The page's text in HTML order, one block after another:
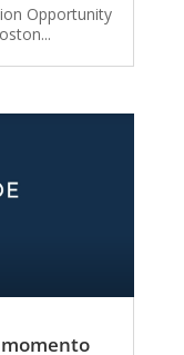
Opportunity